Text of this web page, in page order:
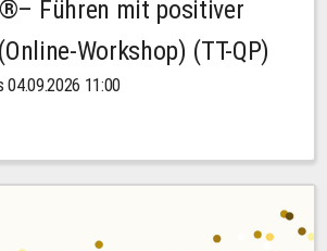
Führen mit positiver
Workshop) (TT-QP)
04.09.2026 11:00